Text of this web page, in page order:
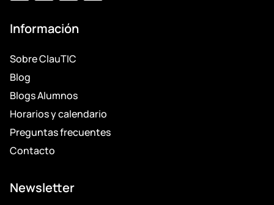
Información
Sobre ClauTIC
Blog
Blogs Alumnos
Horarios y calendario
Preguntas frecuentes
Contacto
Newsletter